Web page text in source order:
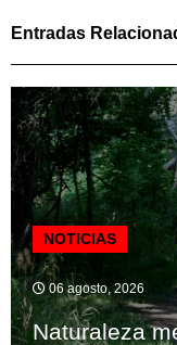
Entradas
NOTICIAS
06 agosto, 2026
Naturaleza